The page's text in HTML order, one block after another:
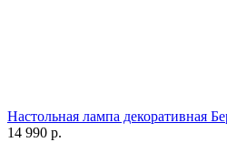
Настольная лампа декоративная
14 990 р.